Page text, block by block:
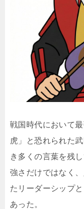
戦国時代において
虎」と恐れられた
き多くの言葉を残
強さだけではなく
たリーダーシップ
あった。